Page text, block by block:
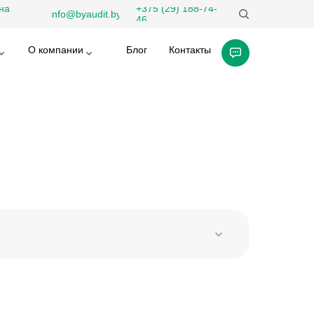
info@byaudit.by
+375 (29) 188-74-
46
Блог Контакты
О компании